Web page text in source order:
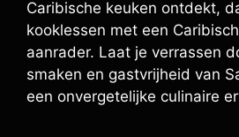
Caribische keuken ontdekt,
kooklessen met een
aanrader. Laat je verrassen
smaken en gastvrijheid van
een onvergetelijke culinaire